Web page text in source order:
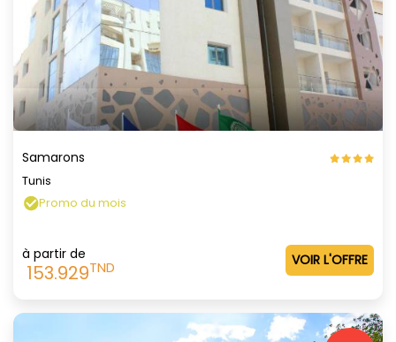
Samarons
Tunis
Promo du mois
à partir de
153.929TND VOIR L'OFFRE